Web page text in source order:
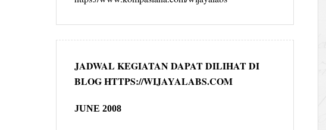
JADWAL KEGIATAN DAPAT DILIHAT DI
BLOG HTTPS://WIJAYALABS.COM
JUNE 2008